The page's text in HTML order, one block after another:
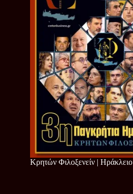
Κρητών Φιλοξενείν | Ηράκλειο